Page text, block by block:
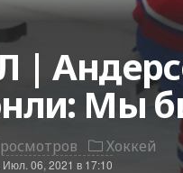
|
Мы
Хоккей
Июл. 06, 2021 в 17:10